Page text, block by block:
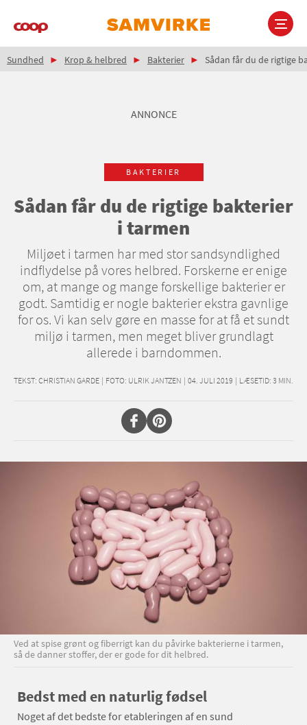
Main
Brødkrumme
Sundhed Krop & helbred Bakterier Sådan får du de rigtige
ANNONCE
BAKTERIER
Sådan får du de rigtige bakterier
i tarmen
Miljøet i tarmen har med stor sandsyndlighed
indflydelse på vores helbred. Forskerne er enige
om, at mange og mange forskellige bakterier er
godt. Samtidig er nogle bakterier ekstra gavnlige
for os. Vi kan selv gøre en masse for at få et sundt
miljø i tarmen, men meget bliver grundlagt
allerede i barndommen.
TEKST: CHRISTIAN GARDE | FOTO: ULRIK JANTZEN | 04. JULI 2019 | LÆSETID: 3 MIN.
Ved at spise grønt og fiberrigt kan du påvirke bakterierne i tarmen,
så de danner stoffer, der er gode for dit helbred.
Bedst med en naturlig fødsel
Noget af det bedste for etableringen af en sund